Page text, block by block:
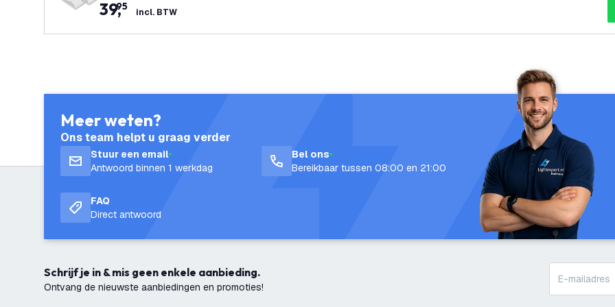
39,
95 incl. BTW
Meer weten?
Ons team helpt u graag verder
Stuur een email
Antwoord binnen 1 werkdag
Bel ons
Bereikbaar tussen 08:00 en 21:00
FAQ
Direct antwoord
Schrijf je in & mis geen enkele aanbieding.
Ontvang de nieuwste aanbiedingen en promoties!